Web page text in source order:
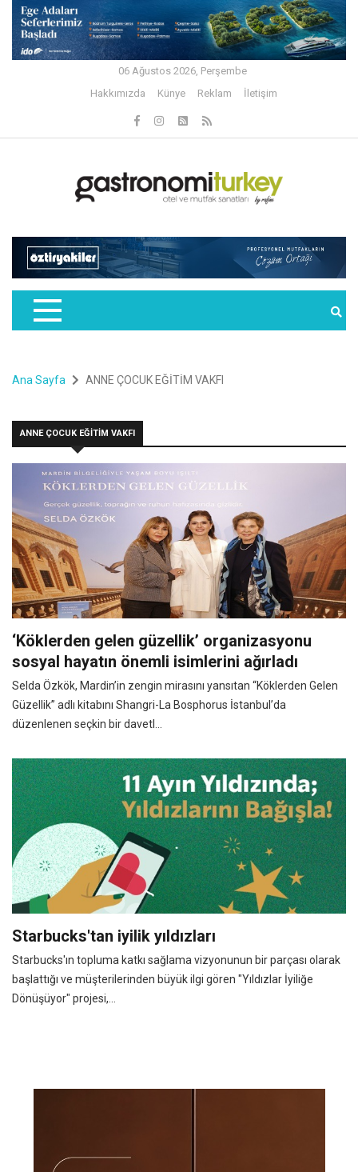
06 Ağustos 2026, Perşembe
Hakkımızda
Künye Reklam İletişim
Ana Sayfa ANNE ÇOCUK EĞİTİM VAKFI
ANNE ÇOCUK EĞİTİM VAKFI
‘Köklerden gelen güzellik’ organizasyonu
sosyal hayatın önemli isimlerini ağırladı
Selda Özkök, Mardin’in zengin mirasını yansıtan “Köklerden Gelen
Güzellik” adlı kitabını Shangri-La Bosphorus İstanbul’da
düzenlenen seçkin bir davetl...
Starbucks'tan iyilik yıldızları
Starbucks'ın topluma katkı sağlama vizyonunun bir parçası olarak
başlattığı ve müşterilerinden büyük ilgi gören "Yıldızlar İyiliğe
Dönüşüyor" projesi,...